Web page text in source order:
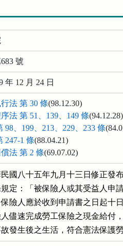
號
年 12 月 24 日
法 第 30 條(98.12.30)
法 第 51、139、149 條(94.12.28)
98、199、213、229、233 條
247-1 條(88.04.21)
法 第 2 條(69.07.02)
民國八十五年九月十三日修正
定：「被保險人或其受益人申
險人應於收到申請書之日起十
儘速完成勞工保險之現金給付
發生後之生活，符合憲法保護